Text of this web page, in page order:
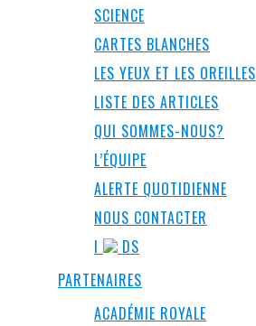
SCIENCE
CARTES BLANCHES
LES YEUX ET LES OREILLES
LISTE DES ARTICLES
QUI SOMMES-NOUS?
L’ÉQUIPE
ALERTE QUOTIDIENNE
NOUS CONTACTER
I
DS
PARTENAIRES
ACADÉMIE ROYALE